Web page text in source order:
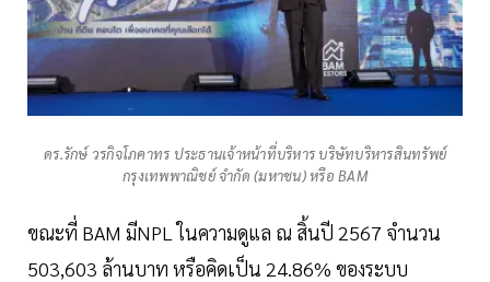
ดร.รักษ์ วรกิจโภคาทร ประธานเจ้าหน้าที่บริหาร บริษัทบริหารสินทรัพย์
กรุงเทพพาณิชย์ จำกัด (มหาชน) หรือ BAM
ขณะที่ BAM มีNPL ในความดูแล ณ สิ้นปี 2567 จำนวน
503,603 ล้านบาท หรือคิดเป็น 24.86% ของระบบ